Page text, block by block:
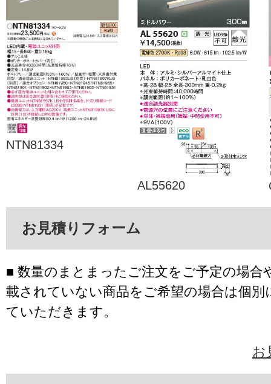
NTN81334
AL55620
お見積りフォーム
■ 数量のまとまったご注文をご予定の場合
載されていない商品をご希望の場合は個別
ていただきます。
お